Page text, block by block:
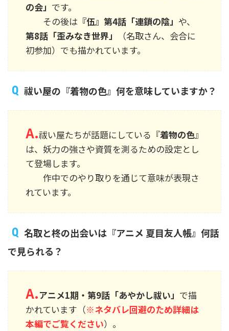
の会」 です。
その後は 『伍』第4話「連鎖の陰」 や、
第8話「歪みなき世界」
（名取さん、会合に
初参加）でも描かれています。
祓い屋の『着物の色』何を意味していますか？
A.祓い屋たちが話題にしている『着物の色』
は、妖力の強さや資質を測るための設定とし
て登場します。
作中でのやり取りを通じて意味が表現さ
れています。
名取と柊の出会いは『アニメ 夏目友人帳』何話
で見られる？
A.アニメ1期・第9話「あやかし祓い」 で描
かれています（※ネタバレ回避のため詳細は
本編でご覧ください）。